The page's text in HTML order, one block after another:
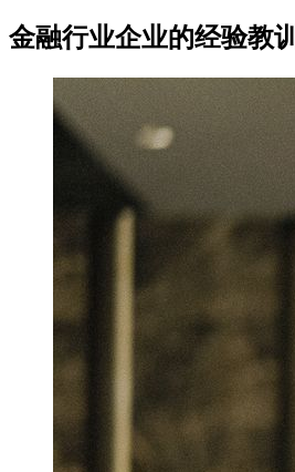
金融行业企业的经验教训